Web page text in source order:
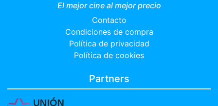
El mejor cine al mejor precio
Contacto
Condiciones de compra
Política de privacidad
Política de cookies
Partners